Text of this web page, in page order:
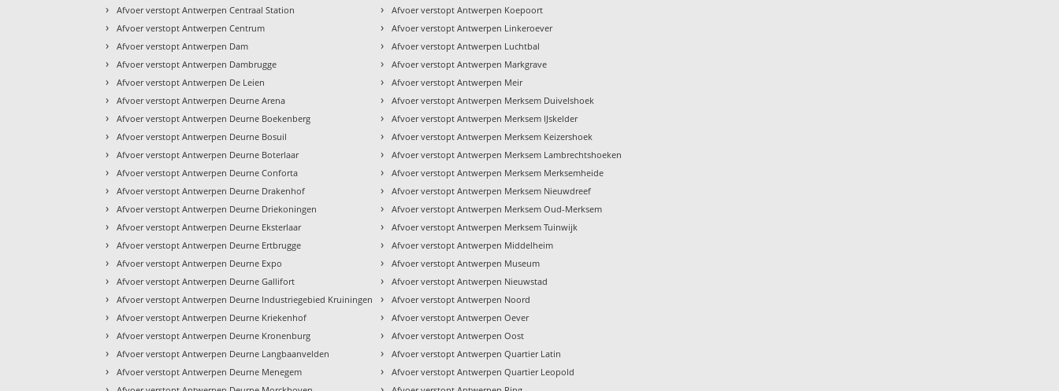
› Afvoer verstopt Antwerpen Centraal Station
› Afvoer verstopt Antwerpen Centrum
› Afvoer verstopt Antwerpen Dam
› Afvoer verstopt Antwerpen Dambrugge
› Afvoer verstopt Antwerpen De Leien
› Afvoer verstopt Antwerpen Deurne Arena
› Afvoer verstopt Antwerpen Deurne Boekenberg
› Afvoer verstopt Antwerpen Deurne Bosuil
› Afvoer verstopt Antwerpen Deurne Boterlaar
› Afvoer verstopt Antwerpen Deurne Conforta
› Afvoer verstopt Antwerpen Deurne Drakenhof
› Afvoer verstopt Antwerpen Deurne Driekoningen
› Afvoer verstopt Antwerpen Deurne Eksterlaar
› Afvoer verstopt Antwerpen Deurne Ertbrugge
› Afvoer verstopt Antwerpen Deurne Expo
› Afvoer verstopt Antwerpen Deurne Gallifort
› Afvoer verstopt Antwerpen Deurne Industriegebied Kruiningen
› Afvoer verstopt Antwerpen Deurne Kriekenhof
› Afvoer verstopt Antwerpen Deurne Kronenburg
› Afvoer verstopt Antwerpen Deurne Langbaanvelden
› Afvoer verstopt Antwerpen Deurne Menegem
› Afvoer verstopt Antwerpen Koepoort
› Afvoer verstopt Antwerpen Linkeroever
› Afvoer verstopt Antwerpen Luchtbal
› Afvoer verstopt Antwerpen Markgrave
› Afvoer verstopt Antwerpen Meir
› Afvoer verstopt Antwerpen Merksem Duivelshoek
› Afvoer verstopt Antwerpen Merksem IJskelder
› Afvoer verstopt Antwerpen Merksem Keizershoek
› Afvoer verstopt Antwerpen Merksem Lambrechtshoeken
› Afvoer verstopt Antwerpen Merksem Merksemheide
› Afvoer verstopt Antwerpen Merksem Nieuwdreef
› Afvoer verstopt Antwerpen Merksem Oud-Merksem
› Afvoer verstopt Antwerpen Merksem Tuinwijk
› Afvoer verstopt Antwerpen Middelheim
› Afvoer verstopt Antwerpen Museum
› Afvoer verstopt Antwerpen Nieuwstad
› Afvoer verstopt Antwerpen Noord
› Afvoer verstopt Antwerpen Oever
› Afvoer verstopt Antwerpen Oost
› Afvoer verstopt Antwerpen Quartier Latin
› Afvoer verstopt Antwerpen Quartier Leopold